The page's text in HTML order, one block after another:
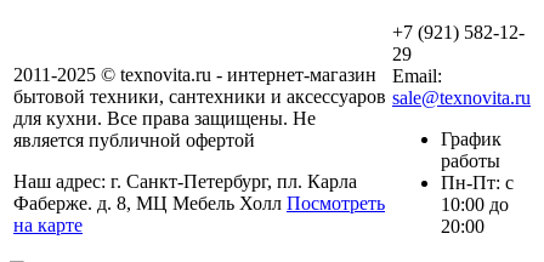
2011-2025 © texnovita.ru - интернет-магазин
бытовой техники, сантехники и аксессуаров
для кухни. Все права защищены. Не
является публичной офертой
Наш адрес: г. Санкт-Петербург, пл. Карла
Фаберже. д. 8, МЦ Мебель Холл Посмотреть
на карте
+7 (921) 582-12-
29
Email:
sale@texnovita.ru
График
работы
Пн-Пт: с
10:00 до
20:00